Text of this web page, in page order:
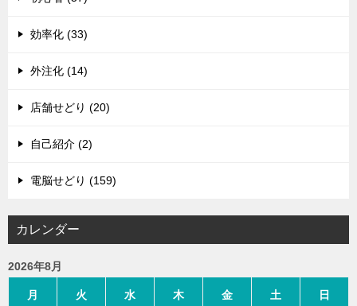
効率化 (33)
外注化 (14)
店舗せどり (20)
自己紹介 (2)
電脳せどり (159)
カレンダー
2026年8月
月 火 水 木 金 土 日